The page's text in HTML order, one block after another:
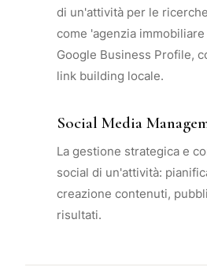
di un'attività per le
come 'agenzia
Google Business Profile,
link building locale.
Social Media
La gestione strategica e
social di un'attività:
creazione contenuti,
risultati.